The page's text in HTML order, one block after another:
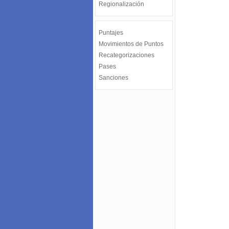
Regionalización
Puntajes
Movimientos de Puntos
Recategorizaciones
Pases
Sanciones